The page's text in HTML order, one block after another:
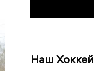
Наш Хоккей